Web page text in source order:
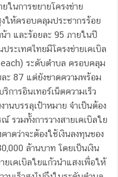
ในการขยายโครงข่าย
งให้ครอบคลุมประชากรร้อย
า และร้อยละ 95 ภายในปี
ระเทศไทยมีโครงข่ายเคเบิล
ระดับตำบล ครอบคลุม
ะ 87 แต่ยังขาดความพร้อม
การอินเทอร์เน็ตความเร็ว
นบรรลุเป้าหมาย จำเป็นต้อง
รวมทั้งการวางสายเคเบิลใย
าดว่าจะต้องใช้เงินลงทุนของ
ล้านบาท โดยเป็นเงิน
ยเคเบิลใยแก้วนำแสงเพื่อให้